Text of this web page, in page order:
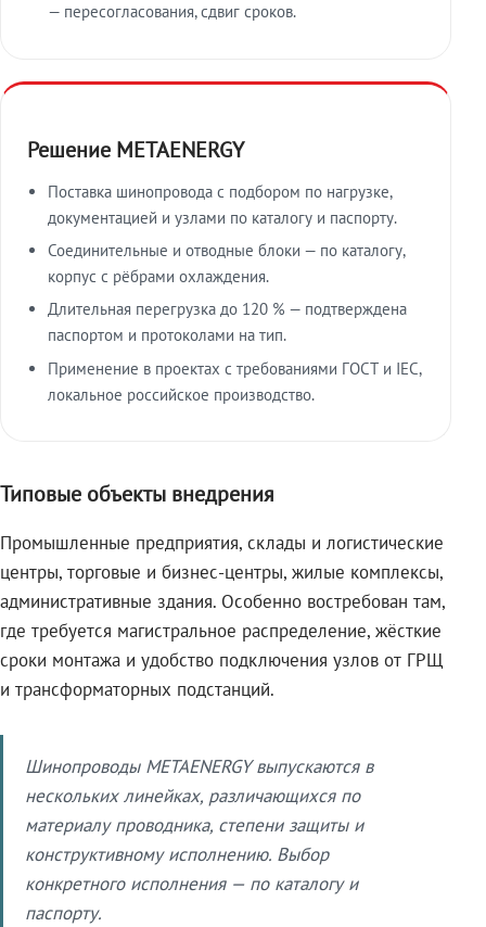
— пересогласования, сдвиг сроков.
Решение METAENERGY
Поставка шинопровода с подбором по нагрузке,
документацией и узлами по каталогу и паспорту.
Соединительные и отводные блоки — по каталогу,
корпус с рёбрами охлаждения.
Длительная перегрузка до 120 % — подтверждена
паспортом и протоколами на тип.
Применение в проектах с требованиями ГОСТ и IEC,
локальное российское производство.
Типовые объекты внедрения
Промышленные предприятия, склады и логистические
центры, торговые и бизнес-центры, жилые комплексы,
административные здания. Особенно востребован там,
где требуется магистральное распределение, жёсткие
сроки монтажа и удобство подключения узлов от ГРЩ
и трансформаторных подстанций.
Шинопроводы METAENERGY выпускаются в
нескольких линейках, различающихся по
материалу проводника, степени защиты и
конструктивному исполнению. Выбор
конкретного исполнения — по каталогу и
паспорту.